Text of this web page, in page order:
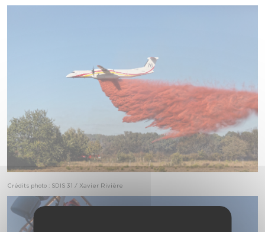
Crédits photo : SDIS 31 / Xavier Rivière